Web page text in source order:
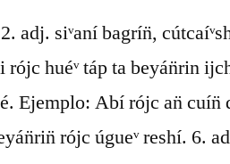
adj. siᵛaní bagrín̈,
huéᵛ táp ta beyán̈rin
Ejemplo: Abí rójc an̈ cuín̈
rójc úgueᵛ reshí. 6.